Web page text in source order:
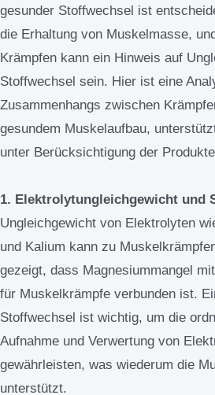
gesunder Stoffwechsel ist
die Erhaltung von Muskelmasse,
Krämpfen kann ein Hinweis auf
Stoffwechsel sein. Hier ist eine
Zusammenhangs zwischen
gesundem Muskelaufbau,
unter Berücksichtigung der
1. Elektrolytungleichgewicht und
Ungleichgewicht von Elektrolyten
und Kalium kann zu
gezeigt, dass Magnesiummangel
für Muskelkrämpfe verbunden ist.
Stoffwechsel ist wichtig, um die
Aufnahme und Verwertung von
gewährleisten, was wiederum die
unterstützt.